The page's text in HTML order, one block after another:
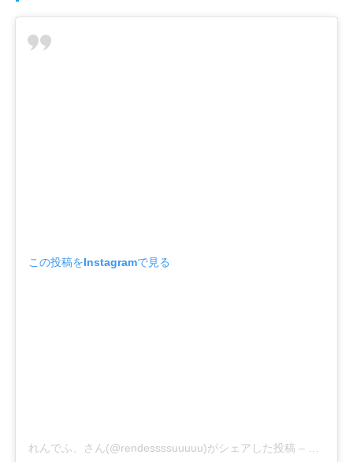
この投稿をInstagramで見る
れんでふ、さん(@rendessssuuuuu)がシェアした投稿 – 2019年